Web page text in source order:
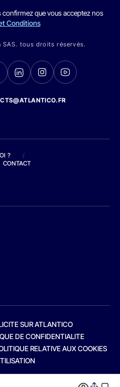
que vous acceptez nos
Conditions
tous droits réservés.
?
/
CONTACT
SUR ATLANTICO
DE CONFIDENTIALITE
RELATIVE AUX COOKIES